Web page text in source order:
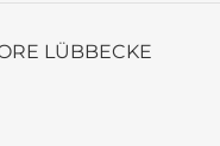
LÜBBECKE